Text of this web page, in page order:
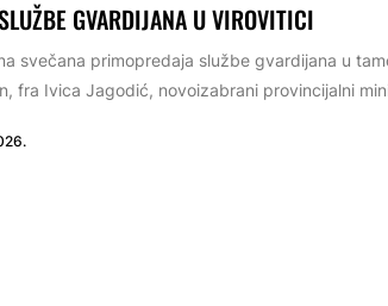
GVARDIJANA U VIROVITICI
svečana primopredaja službe gvardijana u
fra Ivica Jagodić, novoizabrani provincijalni